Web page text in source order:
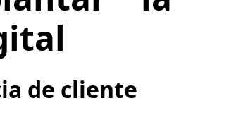
de cliente